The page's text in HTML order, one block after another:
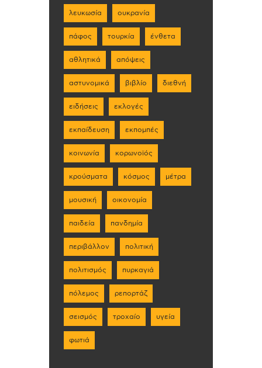
λευκωσία ουκρανία
πάφος τουρκία ένθετα
αθλητικά απόψεις
αστυνομικά βιβλίο διεθνή
ειδήσεις εκλογές
εκπαίδευση εκπομπές
κοινωνία κορωνοϊός
κρούσματα κόσμος μέτρα
μουσική οικονομία
παιδεία πανδημία
περιβάλλον πολιτική
πολιτισμός πυρκαγιά
πόλεμος ρεπορτάζ
σεισμός τροχαίο υγεία
φωτιά